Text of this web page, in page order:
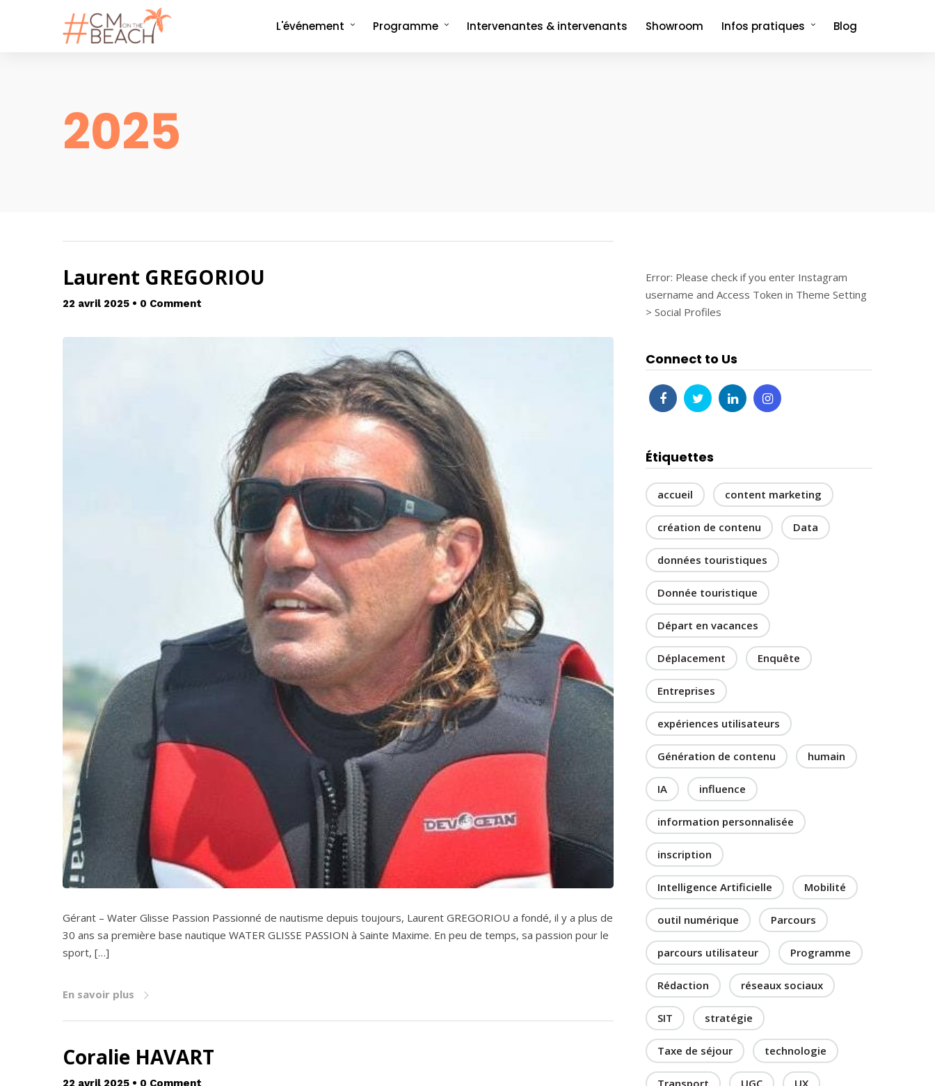
L'événement Programme Intervenantes & intervenants Showroom Infos pratiques Blog
2025
Laurent GREGORIOU
22 avril 2025 • 0 Comment
Gérant – Water Glisse Passion Passionné de nautisme depuis toujours, Laurent GREGORIOU a fondé, il y a plus de
30 ans sa première base nautique WATER GLISSE PASSION à Sainte Maxime. En peu de temps, sa passion pour le
sport, […]
En savoir plus
Coralie HAVART
22 avril 2025 • 0 Comment
Error: Please check if you enter Instagram
username and Access Token in Theme Setting
> Social Profiles
Connect to Us
Étiquettes
accueil content marketing
création de contenu Data
données touristiques
Donnée touristique
Départ en vacances
Déplacement Enquête
Entreprises
expériences utilisateurs
Génération de contenu humain
IA influence
information personnalisée
inscription
Intelligence Artificielle Mobilité
outil numérique Parcours
parcours utilisateur Programme
Rédaction réseaux sociaux
SIT stratégie
Taxe de séjour technologie
Transport UGC UX